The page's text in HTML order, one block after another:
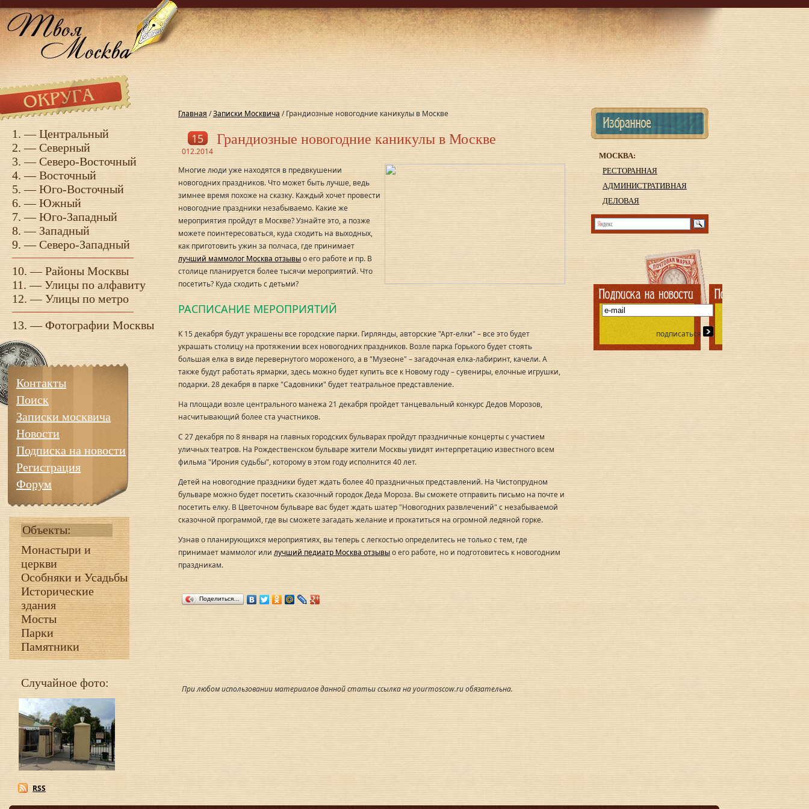
1. —Центральный
2. —Северный
3. —Северо-Восточный
4. —Восточный
5. —Юго-Восточный
6. —Южный
7. —Юго-Западный
8. —Западный
9. —Северо-Западный
10. —Районы Москвы
11. —Улицы по алфавиту
12. —Улицы по метро
13. —Фотографии Москвы
Контакты
Поиск
Записки москвича
Новости
Подписка на новости
Регистрация
Форум
Объекты:
Монастыри и
церкви
Особняки и Усадьбы
Исторические
здания
Мосты
Парки
Памятники
Случайное фото:
RSS
Главная /Записки Москвича/ Грандиозные новогодние каникулы в Москве
15
012.2014
Грандиозные новогодние каникулы в Москве
Многие люди уже находятся в предвкушении
новогодних праздников. Что может быть лучше, ведь
зимнее время похоже на сказку. Каждый хочет провести
новогодние праздники незабываемо. Какие же
мероприятия пройдут в Москве? Узнайте это, а позже
можете поинтересоваться, куда сходить на выходных,
как приготовить ужин за полчаса, где принимает
лучший маммолог Москва отзывыо его работе и пр. В
столице планируется более тысячи мероприятий. Что
посетить? Куда сходить с детьми?
РАСПИСАНИЕ МЕРОПРИЯТИЙ
К 15 декабря будут украшены все городские парки. Гирлянды, авторские "Арт-елки" – все это будет
украшать столицу на протяжении всех новогодних праздников. Возле парка Горького будет стоять
большая елка в виде перевернутого мороженого, а в "Музеоне" – загадочная елка-лабиринт, качели. А
также будут работать ярмарки, здесь можно будет купить все к Новому году – сувениры, елочные игрушки,
подарки. 28 декабря в парке "Садовники" будет театральное представление.
На площади возле центрального манежа 21 декабря пройдет танцевальный конкурс Дедов Морозов,
насчитывающий более ста участников.
С 27 декабря по 8 января на главных городских бульварах пройдут праздничные концерты с участием
уличных театров. На Рождественском бульваре жители Москвы увидят интерпретацию известного всем
фильма "Ирония судьбы", которому в этом году исполнится 40 лет.
Детей на новогодние праздники будет ждать более 40 праздничных представлений. На Чистопрудном
бульваре можно будет посетить сказочный городок Деда Мороза. Вы сможете отправить письмо на почте и
посетить елку. В Цветочном бульваре вас будет ждать шатер "Новогодних развлечений" с незабываемой
сказочной программой, где вы сможете загадать желание и прокатиться на огромной ледяной горке.
Узнав о планирующихся мероприятиях, вы теперь с легкостью определитесь не только с тем, где
принимает маммолог или лучший педиатр Москва отзывыо его работе, но и подготовитесь к новогодним
праздникам.
Поделиться…
При любом использовании материалов данной статьи ссылка на yourmoscow.ru обязательна.
МОСКВА:
РЕСТОРАННАЯ
АДМИНИСТРАТИВНАЯ
ДЕЛОВАЯ
подписаться